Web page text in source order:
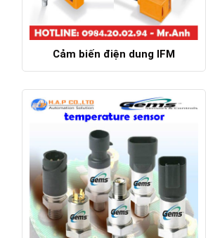
Cảm biến điện dung IFM
Chi tiết